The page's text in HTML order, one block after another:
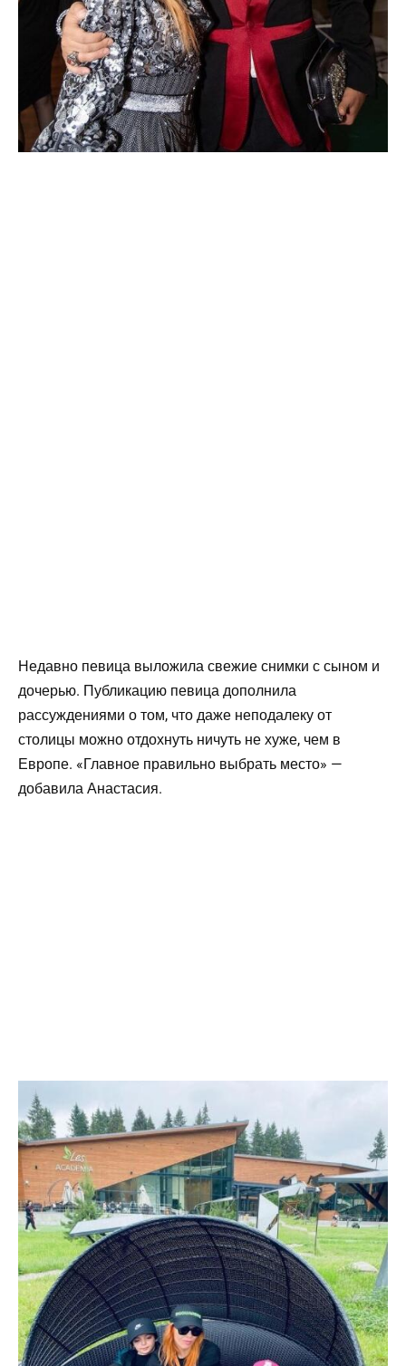
Недавно певица выложила свежие снимки с сыном и
дочерью. Публикацию певица дополнила
рассуждениями о том, что даже неподалеку от
столицы можно отдохнуть ничуть не хуже, чем в
Европе. «Главное правильно выбрать место» —
добавила Анастасия.